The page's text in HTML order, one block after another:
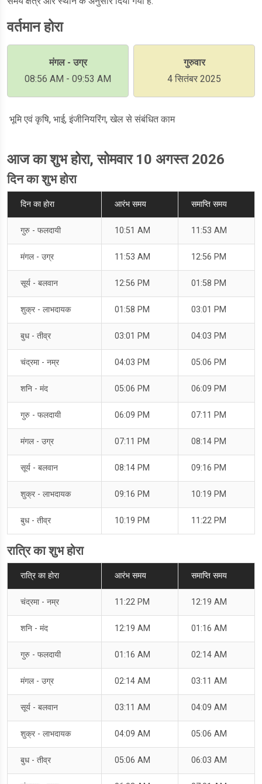
वर्तमान होरा
मंगल - उग्र
08:56 AM - 09:53 AM
गुरुवार
4 सितंबर 2025
भूमि एवं कृषि, भाई, इंजीनियरिंग, खेल से संबंधित काम
आज का शुभ होरा, सोमवार 10 अगस्त 2026
दिन का शुभ होरा
दिन का होरा आरंभ समय समाप्ति समय
गुरु - फलदायी 10:51 AM 11:53 AM
मंगल - उग्र 11:53 AM 12:56 PM
सूर्य - बलवान 12:56 PM 01:58 PM
शुक्र - लाभदायक 01:58 PM 03:01 PM
बुध - तीव्र 03:01 PM 04:03 PM
चंद्रमा - नम्र 04:03 PM 05:06 PM
शनि - मंद 05:06 PM 06:09 PM
गुरु - फलदायी 06:09 PM 07:11 PM
मंगल - उग्र 07:11 PM 08:14 PM
सूर्य - बलवान 08:14 PM 09:16 PM
शुक्र - लाभदायक 09:16 PM 10:19 PM
बुध - तीव्र 10:19 PM 11:22 PM
रात्रि का शुभ होरा
रात्रि का होरा आरंभ समय समाप्ति समय
चंद्रमा - नम्र 11:22 PM 12:19 AM
शनि - मंद 12:19 AM 01:16 AM
गुरु - फलदायी 01:16 AM 02:14 AM
मंगल - उग्र 02:14 AM 03:11 AM
सूर्य - बलवान 03:11 AM 04:09 AM
शुक्र - लाभदायक 04:09 AM 05:06 AM
बुध - तीव्र 05:06 AM 06:03 AM